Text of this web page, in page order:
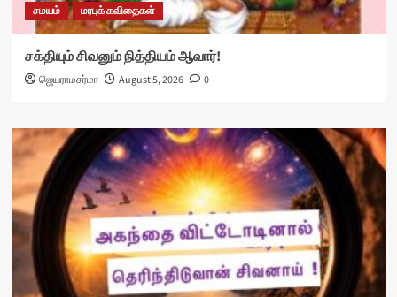
சமயம் மரபுக் கவிதைகள்
சக்தியும் சிவனும் நித்தியம் ஆவார்!
ஜெயராமசர்மா August 5, 2026 0